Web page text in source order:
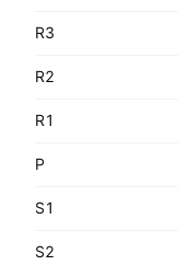
R3
R2
R1
P
S1
S2